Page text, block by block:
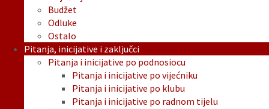
Budžet
Odluke
Ostalo
Pitanja, inicijative i zaključci
Pitanja i inicijative po podnosiocu
Pitanja i inicijative po vijećniku
Pitanja i inicijative po klubu
Pitanja i inicijative po radnom tijelu